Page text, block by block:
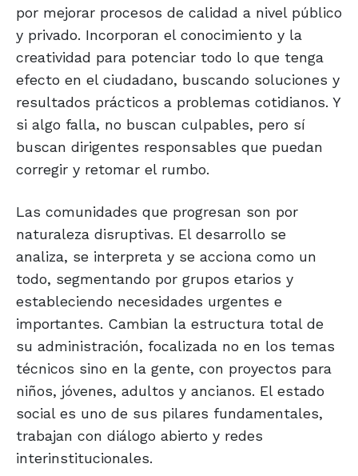
por mejorar procesos de calidad a nivel público
y privado. Incorporan el conocimiento y la
creatividad para potenciar todo lo que tenga
efecto en el ciudadano, buscando soluciones y
resultados prácticos a problemas cotidianos. Y
si algo falla, no buscan culpables, pero sí
buscan dirigentes responsables que puedan
corregir y retomar el rumbo.
Las comunidades que progresan son por
naturaleza disruptivas. El desarrollo se
analiza, se interpreta y se acciona como un
todo, segmentando por grupos etarios y
estableciendo necesidades urgentes e
importantes. Cambian la estructura total de
su administración, focalizada no en los temas
técnicos sino en la gente, con proyectos para
niños, jóvenes, adultos y ancianos. El estado
social es uno de sus pilares fundamentales,
trabajan con diálogo abierto y redes
interinstitucionales.